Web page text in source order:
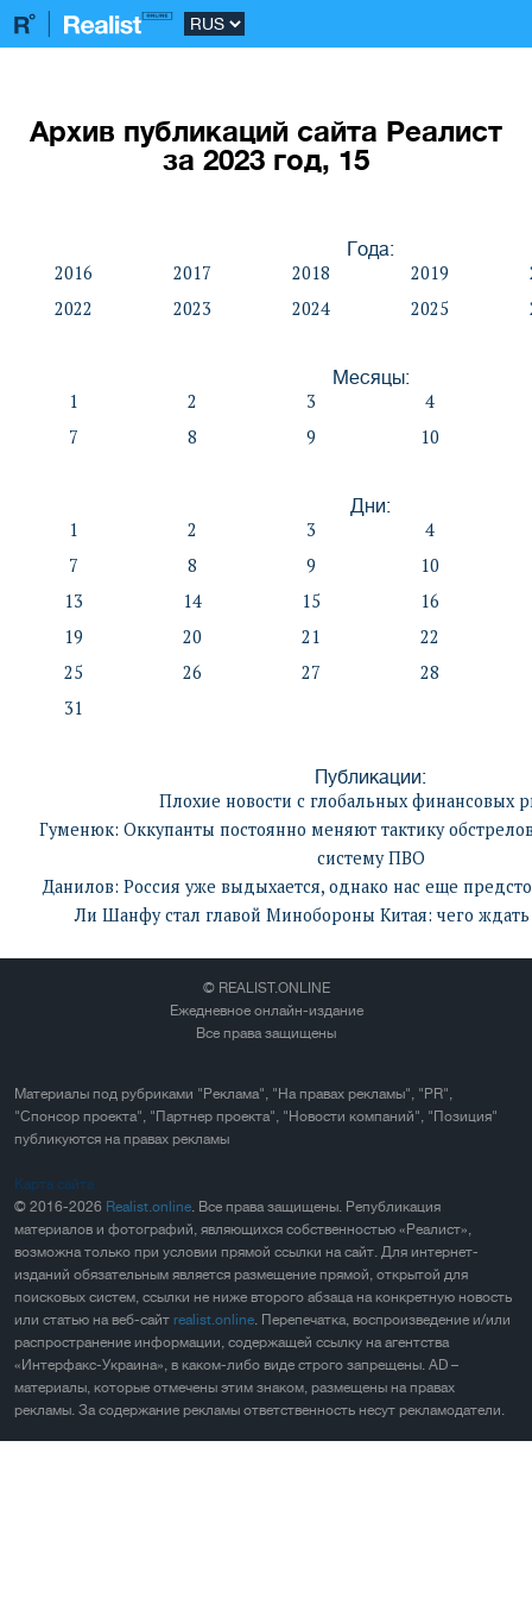
Архив публикаций сайта Реалист
за 2023 год, 15
Года:
2016 2017 2018 2019
2022
2023 2024 2025
Месяцы:
1 2 3
4
7
8 9 10
Дни:
1 2 3
4
7
8 9
10
13
14 15
16
19
20 21
22
25
26 27
28
31
Публикации:
Плохие новости с глобальных финансовых
Гуменюк: Оккупанты постоянно меняют тактику
систему ПВО
Данилов: Россия уже выдыхается, однако нас еще
Ли Шанфу стал главой Минобороны Китая: чего
© REALIST.ONLINE
Ежедневное онлайн-издание
Все права защищены
Материалы под рубриками "Реклама", "На правах рекламы", "PR",
"Спонсор проекта", "Партнер проекта", "Новости компаний", "Позиция"
публикуются на правах рекламы
Карта сайта
© 2016-2026 Realist.online. Все права защищены. Републикация
материалов и фотографий, являющихся собственностью «Реалист»,
возможна только при условии прямой ссылки на сайт. Для интернет-
изданий обязательным является размещение прямой, открытой для
поисковых систем, ссылки не ниже второго абзаца на конкретную новость
или статью на веб-сайт realist.online. Перепечатка, воспроизведение и/или
распространение информации, содержащей ссылку на агентства
«Интерфакс-Украина», в каком-либо виде строго запрещены. AD –
материалы, которые отмечены этим знаком, размещены на правах
рекламы. За содержание рекламы ответственность несут рекламодатели.